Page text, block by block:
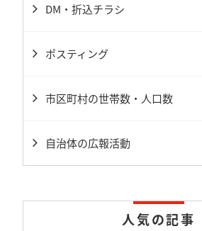
DM・折込チラシ
ポスティング
市区町村の世帯数・人口数
自治体の広報活動
人気の記事